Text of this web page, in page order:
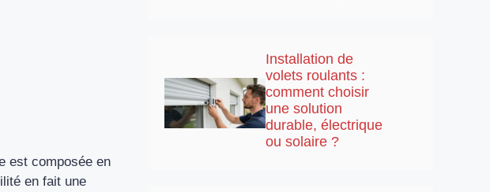
est composée en
en fait une
Installation de
volets roulants :
comment choisir
une solution
durable, électrique
ou solaire ?